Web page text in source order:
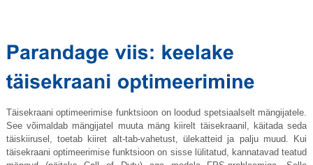
Täisekraani optimeerimise funktsioon on loodud spetsiaalselt mängijatele.
See võimaldab mängijatel muuta mäng kiirelt täisekraanil, käitada seda
täiskiirusel, toetab kiiret alt-tab-vahetust, ülekatteid ja palju muud. Kui
täisekraani optimeerimise funktsioon on sisse lülitatud, kannatavad teatud